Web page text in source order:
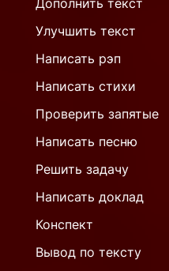
Дополнить текст
Улучшить текст
Написать рэп
Написать стихи
Проверить запятые
Написать песню
Решить задачу
Написать доклад
Конспект
Вывод по тексту